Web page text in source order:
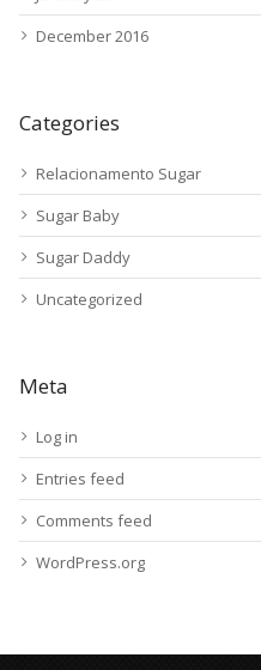
December 2016
Categories
Relacionamento Sugar
Sugar Baby
Sugar Daddy
Uncategorized
Meta
Log in
Entries feed
Comments feed
WordPress.org